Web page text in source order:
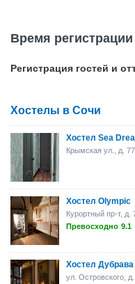
Время
Регистрация гостей и
Хостелы в Сочи
Хостел Sea
Крымская ул., д. 77
Хостел Olympic
Курортный пр-т, д.
Превосходно 9.1
Хостел Дубрава
ул. Островского,